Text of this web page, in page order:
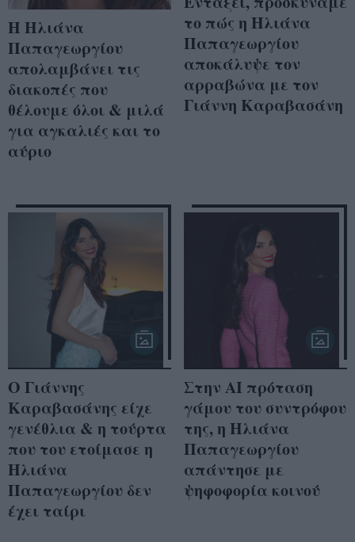
Η Ηλιάνα
Παπαγεωργίου
απολαμβάνει τις
διακοπές που
θέλουμε όλοι & μιλά
για αγκαλιές και το
αύριο
το πώς η Ηλιάνα
Παπαγεωργίου
αποκάλυψε τον
αρραβώνα με τον
Γιάννη Καραβασάνη
Ο Γιάννης
Καραβασάνης είχε
γενέθλια & η τούρτα
που του ετοίμασε η
Ηλιάνα
Παπαγεωργίου δεν
έχει ταίρι
Στην AI πρόταση
γάμου του συντρόφου
της, η Ηλιάνα
Παπαγεωργίου
απάντησε με
ψηφοφορία κοινού